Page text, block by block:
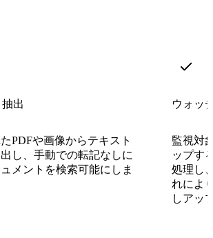
出
PDFや画像からテキスト
し、手動での転記なしに
メントを検索可能にしま
ウォッ
監視対
ップす
処理し
れによ
しアッ